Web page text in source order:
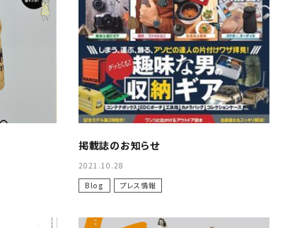
大理石シリーズ
Marble Works
ふりかけ・
サプリメント
掲載誌のお知らせ
2021.10.28
Blog
プレス情報